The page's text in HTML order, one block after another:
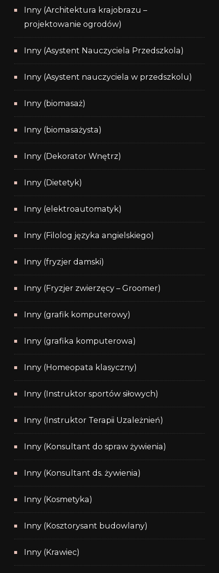
Inny (Architektura krajobrazu –
projektowanie ogrodów)
Inny (Asystent Nauczyciela Przedszkola)
Inny (Asystent nauczyciela w przedszkolu)
Inny (biomasaż)
Inny (biomasażysta)
Inny (Dekorator Wnętrz)
Inny (Dietetyk)
Inny (elektroautomatyk)
Inny (Filolog języka angielskiego)
Inny (fryzjer damski)
Inny (Fryzjer zwierzęcy – Groomer)
Inny (grafik komputerowy)
Inny (grafika komputerowa)
Inny (Homeopata klasyczny)
Inny (Instruktor sportów siłowych)
Inny (Instruktor Terapii Uzależnień)
Inny (Konsultant do spraw żywienia)
Inny (Konsultant ds. żywienia)
Inny (Kosmetyka)
Inny (Kosztorysant budowlany)
Inny (Krawiec)